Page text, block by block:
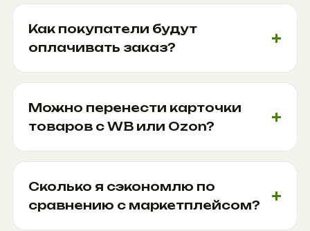
Как покупатели будут
оплачивать заказ?
Можно перенести карточки
товаров с WB или Ozon?
Сколько я сэкономлю по
сравнению с маркетплейсом?